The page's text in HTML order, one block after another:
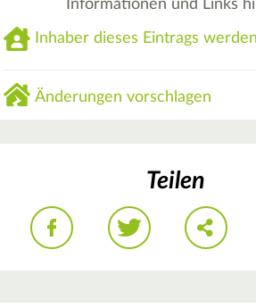
Informationen und Links
Inhaber dieses Eintrags werden
Änderungen vorschlagen
Teilen